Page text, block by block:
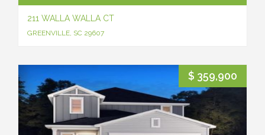
211 WALLA WALLA CT
GREENVILLE, SC 29607
$ 359,900